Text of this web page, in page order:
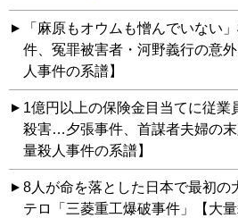
「麻原もオウムも憎んでいない
件、冤罪被害者・河野義行の意
人事件の系譜】
1億円以上の保険金目当てに従業
殺害…夕張事件、首謀者夫婦の
量殺人事件の系譜】
8人が命を落とした日本で最初の
テロ「三菱重工爆破事件」【大